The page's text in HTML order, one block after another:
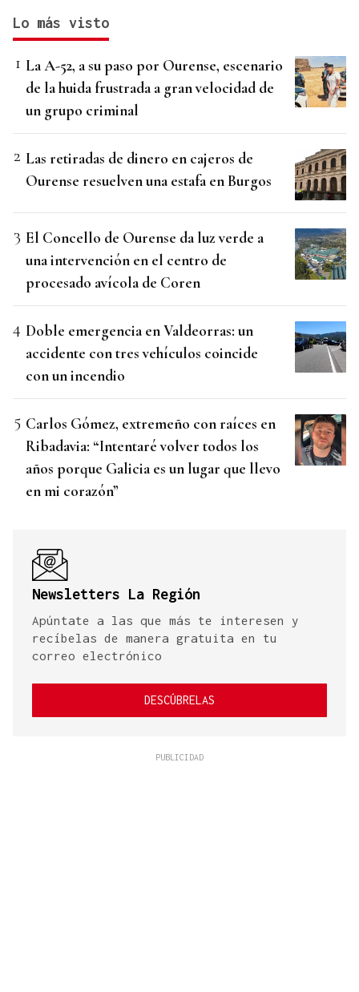
Lo más visto
La A-52, a su paso por Ourense, escenario
de la huida frustrada a gran velocidad de
un grupo criminal
Las retiradas de dinero en cajeros de
Ourense resuelven una estafa en Burgos
El Concello de Ourense da luz verde a
una intervención en el centro de
procesado avícola de Coren
Doble emergencia en Valdeorras: un
accidente con tres vehículos coincide
con un incendio
Carlos Gómez, extremeño con raíces en
Ribadavia: “Intentaré volver todos los
años porque Galicia es un lugar que llevo
en mi corazón”
Newsletters La Región
Apúntate a las que más te interesen y
recíbelas de manera gratuita en tu
correo electrónico
DESCÚBRELAS